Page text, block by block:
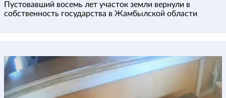
Пустовавший восемь лет участок земли вернули в
собственность государства в Жамбылской области